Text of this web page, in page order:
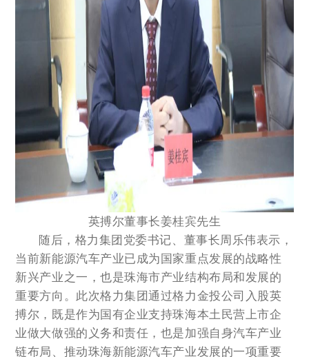
英搏尔董事长姜桂宾先生
随后，格力集团党委书记、董事长周乐伟表示，
当前新能源汽车产业已成为国家重点发展的战略性
新兴产业之一，也是珠海市产业结构布局和发展的
重要方向。此次格力集团通过格力金投公司入股英
搏尔，既是作为国有企业支持珠海本土民营上市企
业做大做强的义务和责任，也是加强自身汽车产业
链布局、推动珠海新能源汽车产业发展的一项重要